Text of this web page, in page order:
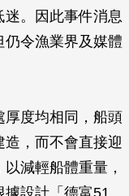
。因此事件消息
令漁業界及媒體
厚度均相同，船頭
，而不會直接迎
減輕船體重量，
據設計「德富51